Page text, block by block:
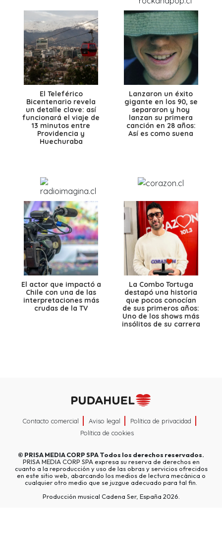
El Teleférico
Bicentenario revela
un detalle clave: así
funcionará el viaje de
13 minutos entre
Providencia y
Huechuraba
Lanzaron un éxito
gigante en los 90, se
separaron y hoy
lanzan su primera
canción en 28 años:
Así es como suena
El actor que impactó a
Chile con una de las
interpretaciones más
crudas de la TV
La Combo Tortuga
destapó una historia
que pocos conocían
de sus primeros años:
Uno de los shows más
insólitos de su carrera
Contacto comercial Aviso legal
Política de privacidad
Política de cookies
© PRISA MEDIA CORP SPATodos los derechos reservados.
PRISA MEDIA CORP SPA expresa su reserva de derechos en
cuanto a la reproducción y uso de las obras y servicios ofrecidos
en este sitio web, abarcando los medios de lectura mecánica o
cualquier otro medio que se juzgue adecuado para tal fin.
Producción musical Cadena Ser, España 2026.